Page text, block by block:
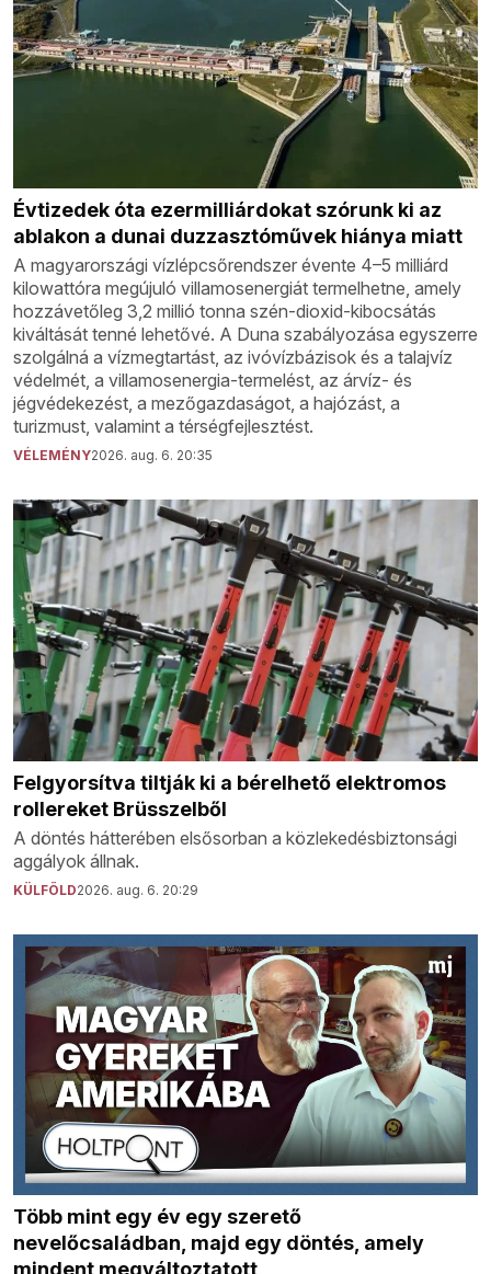
Évtizedek óta ezermilliárdokat szórunk ki az
ablakon a dunai duzzasztóművek hiánya miatt
A magyarországi vízlépcsőrendszer évente 4–5 milliárd
kilowattóra megújuló villamosenergiát termelhetne, amely
hozzávetőleg 3,2 millió tonna szén-dioxid-kibocsátás
kiváltását tenné lehetővé. A Duna szabályozása egyszerre
szolgálná a vízmegtartást, az ivóvízbázisok és a talajvíz
védelmét, a villamosenergia-termelést, az árvíz- és
jégvédekezést, a mezőgazdaságot, a hajózást, a
turizmust, valamint a térségfejlesztést.
VÉLEMÉNY2026. aug. 6. 20:35
Felgyorsítva tiltják ki a bérelhető elektromos
rollereket Brüsszelből
A döntés hátterében elsősorban a közlekedésbiztonsági
aggályok állnak.
KÜLFÖLD2026. aug. 6. 20:29
Több mint egy év egy szerető
nevelőcsaládban, majd egy döntés, amely
mindent megváltoztatott